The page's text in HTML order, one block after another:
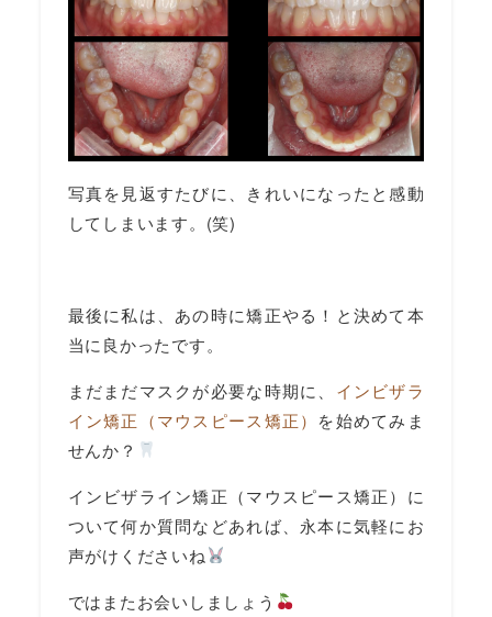
写真を見返すたびに、きれいになったと感動
してしまいます。(笑)
最後に私は、あの時に矯正やる！と決めて本
当に良かったです。
まだまだマスクが必要な時期に、 インビザラ
イン矯正（マウスピース矯正） を始めてみま
せんか？
インビザライン矯正（マウスピース矯正）に
ついて何か質問などあれば、永本に気軽にお
声がけくださいね
ではまたお会いしましょう